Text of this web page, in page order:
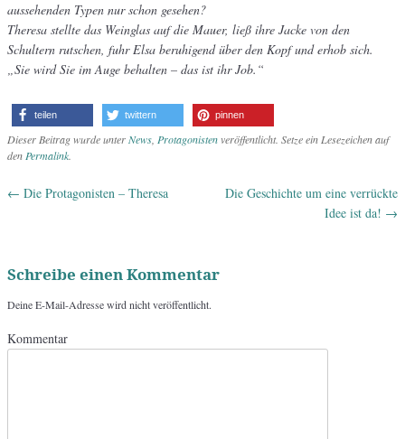
aussehenden Typen nur schon gesehen?
Theresa stellte das Weinglas auf die Mauer, ließ ihre Jacke von den
Schultern rutschen, fuhr Elsa beruhigend über den Kopf und erhob sich.
„Sie wird Sie im Auge behalten – das ist ihr Job.“
teilen twittern pinnen
Dieser Beitrag wurde unterNews, Protagonistenveröffentlicht. Setze ein Lesezeichen auf
denPermalink.
Artikel-Navigation
← Die Protagonisten – Theresa
Die Geschichte um eine verrückte
Idee ist da! →
Schreibe einen Kommentar
Deine E-Mail-Adresse wird nicht veröffentlicht.
Kommentar